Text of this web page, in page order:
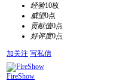
经验10枚
威望0点
贡献值0点
好评度0点
加关注 写私信
FireShow